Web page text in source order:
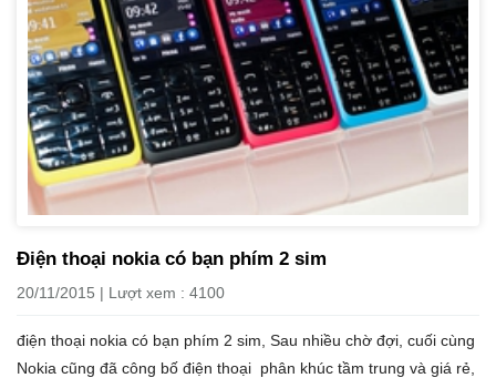
Điện thoại nokia có bạn phím 2 sim
20/11/2015 | Lượt xem : 4100
điện thoại nokia có bạn phím 2 sim, Sau nhiều chờ đợi, cuối cùng
Nokia cũng đã công bố điện thoại phân khúc tầm trung và giá rẻ,